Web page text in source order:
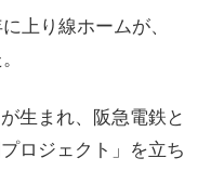
上り線ホームが、
生まれ、阪急電鉄と
ロジェクト」を立ち